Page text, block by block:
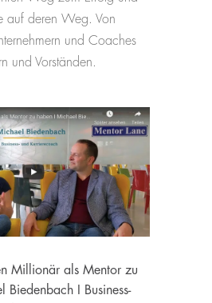
auf deren Weg. Von
und Coaches
und Vorständen.
Millionär als Mentor zu
Biedenbach I Business-